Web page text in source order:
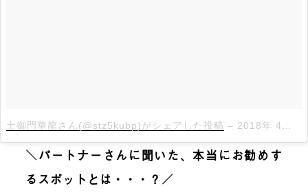
土御門華龍さん(@stz5kubp)がシェアした投稿 – 2018年 4月月2日午前4時00分PDT
＼パートナーさんに聞いた、本当にお勧めす
るスポットとは・・・？／